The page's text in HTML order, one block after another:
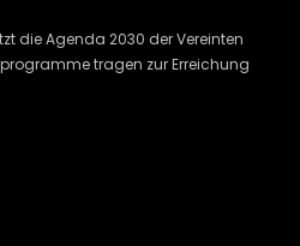
die Agenda 2030 der Vereinten
tragen zur Erreichung